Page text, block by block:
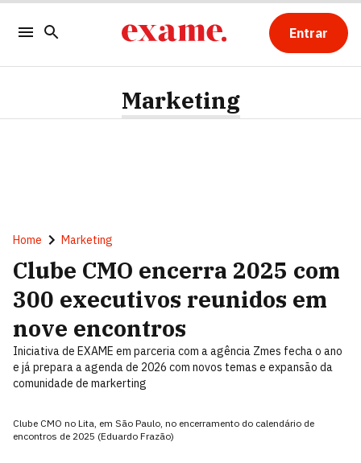
Entrar
Marketing
Home Marketing
Clube CMO encerra 2025 com
300 executivos reunidos em
nove encontros
Iniciativa de EXAME em parceria com a agência Zmes fecha o ano
e já prepara a agenda de 2026 com novos temas e expansão da
comunidade de markerting
Clube CMO no Lita, em São Paulo, no encerramento do calendário de
encontros de 2025 (Eduardo Frazão)